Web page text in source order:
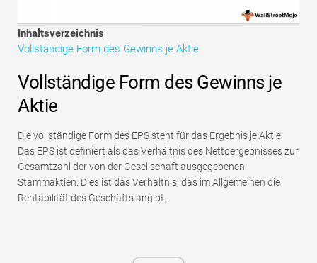
Vollständige Form
Risikomanagement-Tutorials
Inhaltsverzeichnis
Vollständige Form des Gewinns je Aktie
Vollständige Form des Gewinns je
Aktie
Die vollständige Form des EPS steht für das Ergebnis je Aktie.
Das EPS ist definiert als das Verhältnis des Nettoergebnisses zur
Gesamtzahl der von der Gesellschaft ausgegebenen
Stammaktien. Dies ist das Verhältnis, das im Allgemeinen die
Rentabilität des Geschäfts angibt.